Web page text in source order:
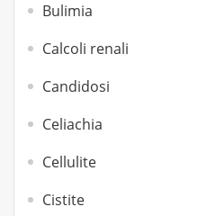
Bulimia
Calcoli renali
Candidosi
Celiachia
Cellulite
Cistite